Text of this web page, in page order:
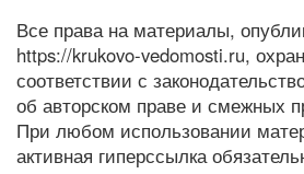
Все права на материалы,
https://krukovo-vedomosti.ru,
соответствии с
об авторском праве и смежных
При любом использовании
активная гиперссылка